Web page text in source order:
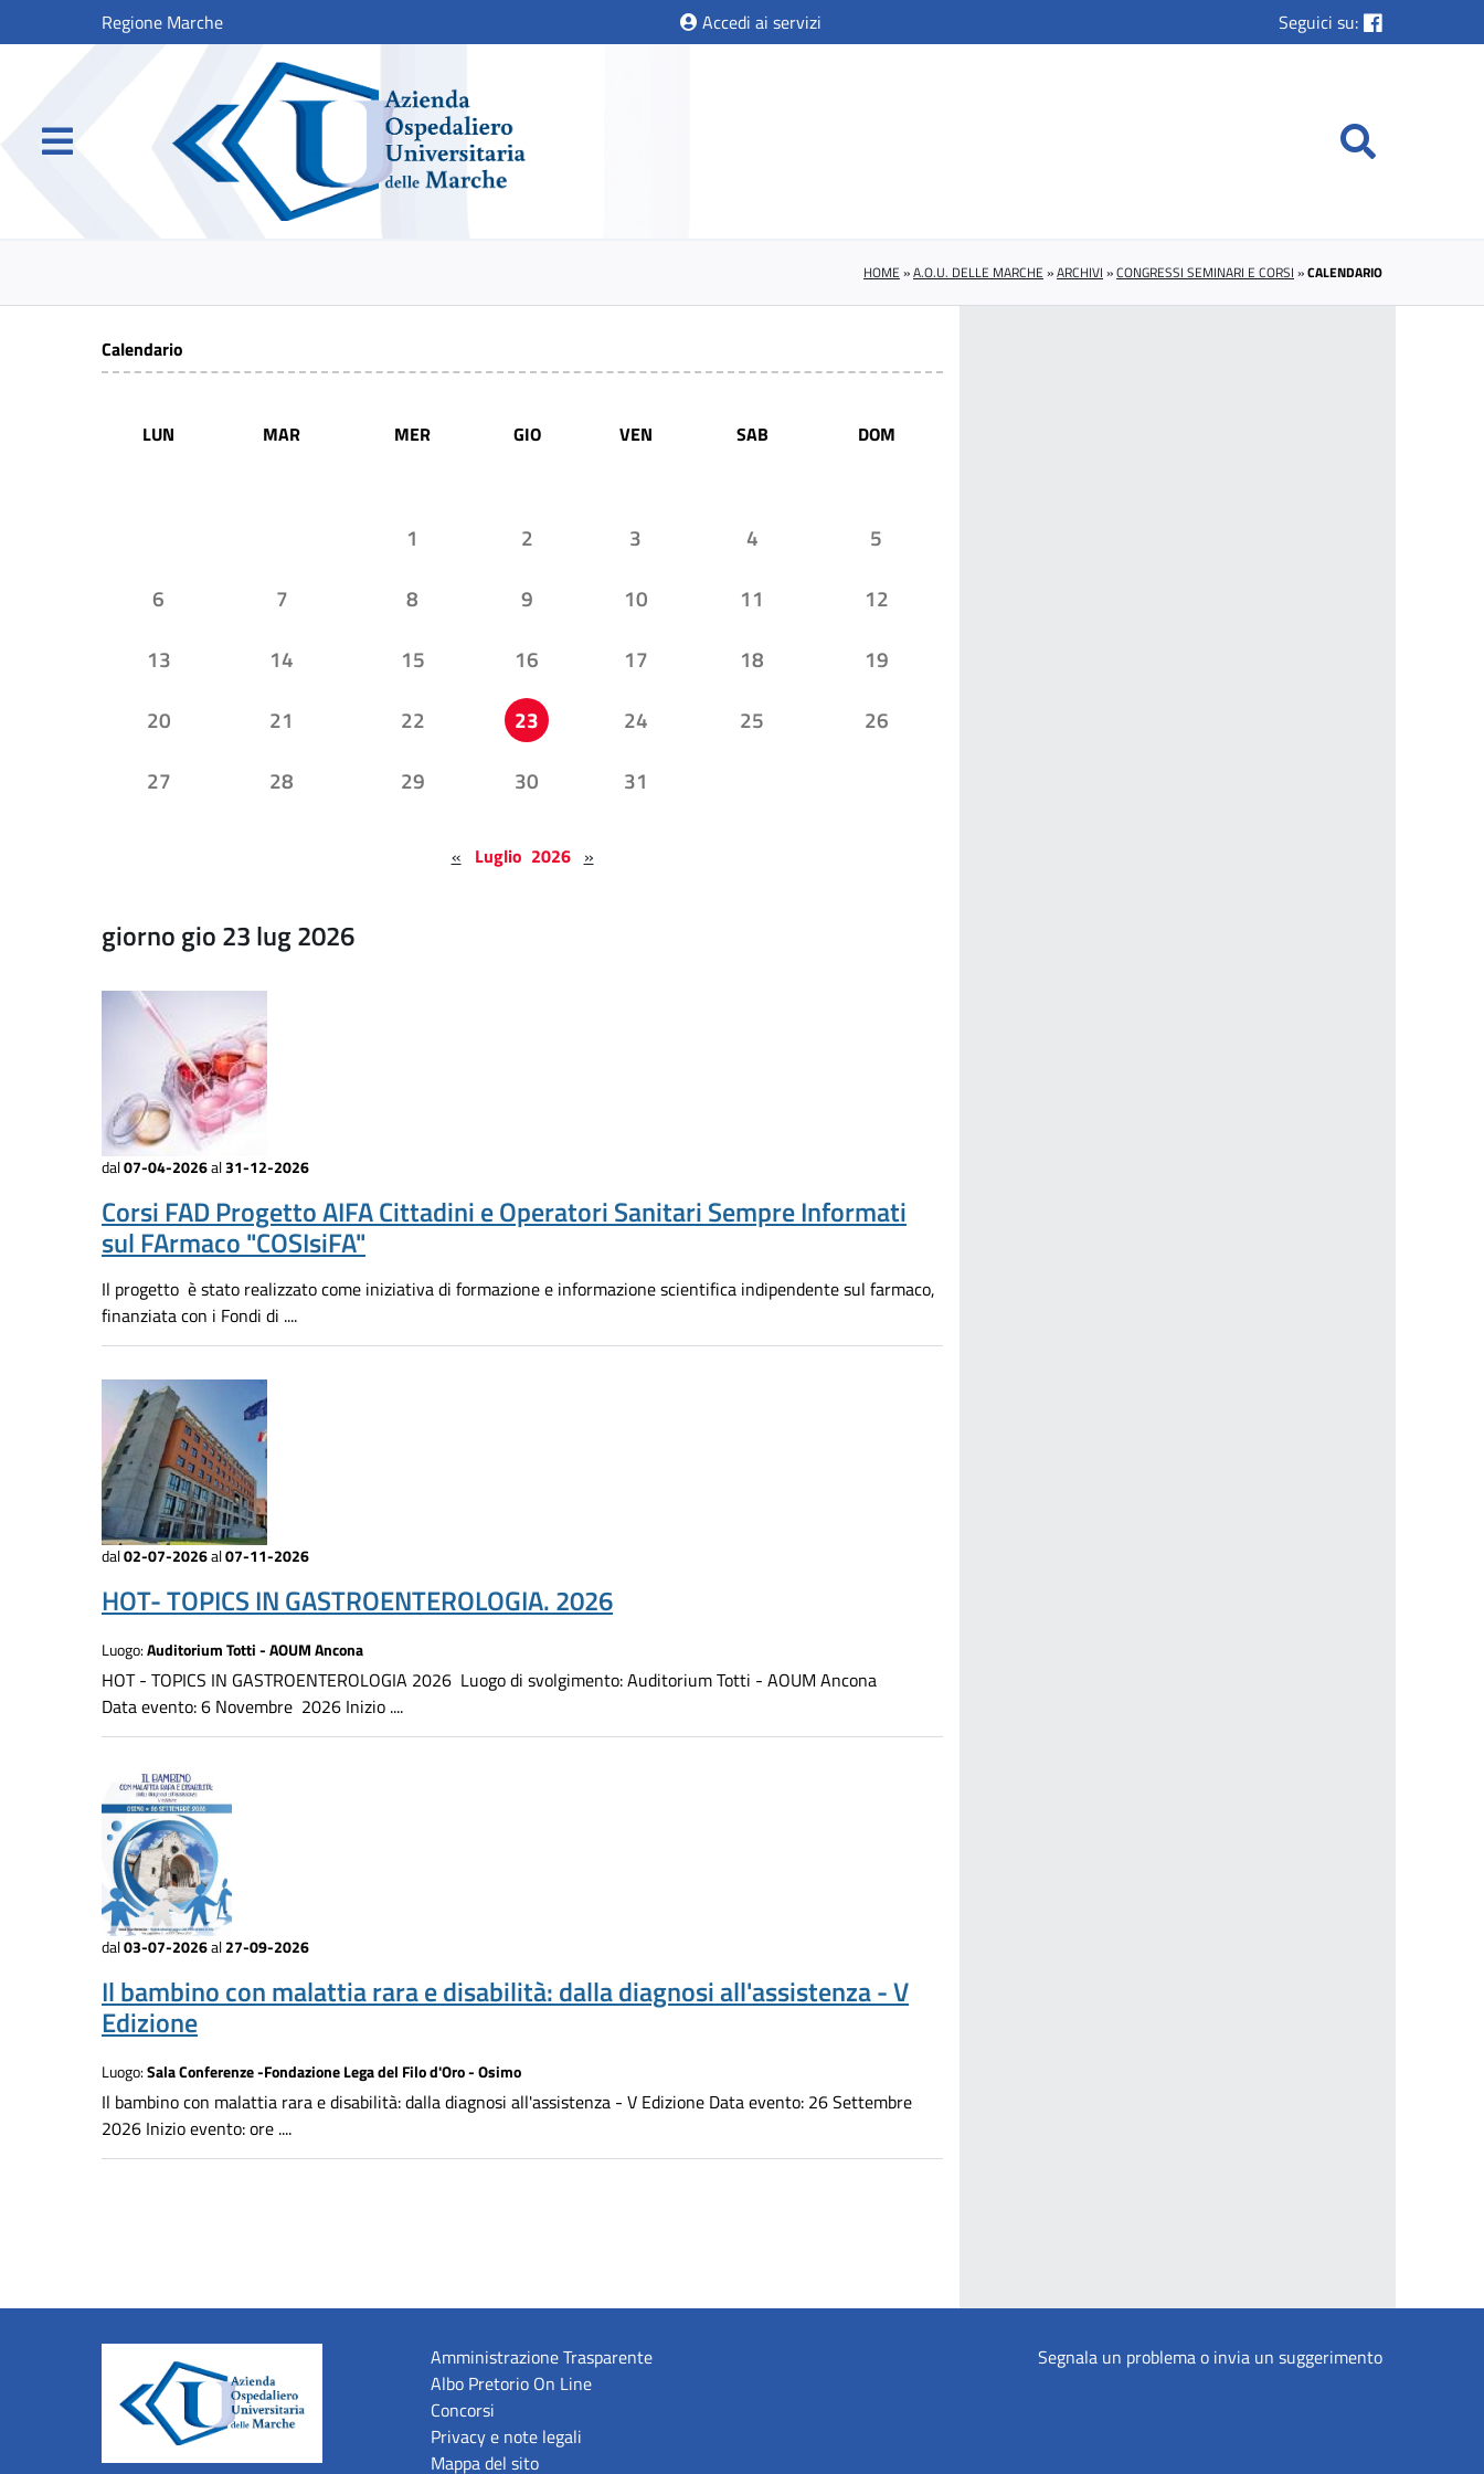
Regione Marche Accedi ai servizi Seguici su:
HOME »A.O.U. DELLE MARCHE »ARCHIVI »CONGRESSI SEMINARI E CORSI »CALENDARIO
Calendario
LUN MAR MER GIO VEN SAB DOM
1 2 3 4
5
6
7 8 9 10 11
12
13
14 15 16 17 18
19
20
21 22 23 24 25
26
27
28 29 30 31
« Luglio 2026 »
giorno gio 23 lug 2026
dal07-04-2026al31-12-2026
Corsi FAD Progetto AIFA Cittadini e Operatori Sanitari Sempre Informati
sul FArmaco "COSIsiFA"
Il progetto è stato realizzato come iniziativa di formazione e informazione scientifica indipendente sul farmaco,
finanziata con i Fondi di ....
dal02-07-2026al07-11-2026
HOT- TOPICS IN GASTROENTEROLOGIA. 2026
Luogo:Auditorium Totti - AOUM Ancona
HOT - TOPICS IN GASTROENTEROLOGIA 2026 Luogo di svolgimento: Auditorium Totti - AOUM Ancona
Data evento: 6 Novembre 2026 Inizio ....
dal03-07-2026al27-09-2026
Il bambino con malattia rara e disabilità: dalla diagnosi all'assistenza - V
Edizione
Luogo:Sala Conferenze -Fondazione Lega del Filo d'Oro - Osimo
Il bambino con malattia rara e disabilità: dalla diagnosi all'assistenza - V Edizione Data evento: 26 Settembre
2026 Inizio evento: ore ....
Amministrazione Trasparente
Albo Pretorio On Line
Concorsi
Privacy e note legali
Mappa del sito
Segnala un problema o invia un suggerimento